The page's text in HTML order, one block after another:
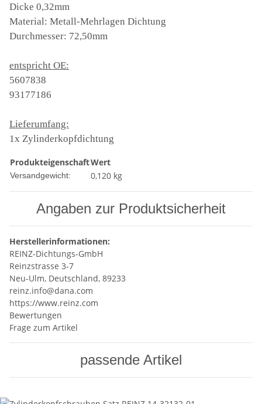
Dicke 0,32mm
Material: Metall-Mehrlagen Dichtung
Durchmesser: 72,50mm
entspricht OE:
5607838
93177186
Lieferumfang:
1x Zylinderkopfdichtung
ProdukteigenschaftWert
Versandgewicht: 0,120 kg
Angaben zur Produktsicherheit
Herstellerinformationen:
REINZ-Dichtungs-GmbH
Reinzstrasse 3-7
Neu-Ulm, Deutschland, 89233
reinz.info@dana.com
https://www.reinz.com
Bewertungen
Frage zum Artikel
passende Artikel